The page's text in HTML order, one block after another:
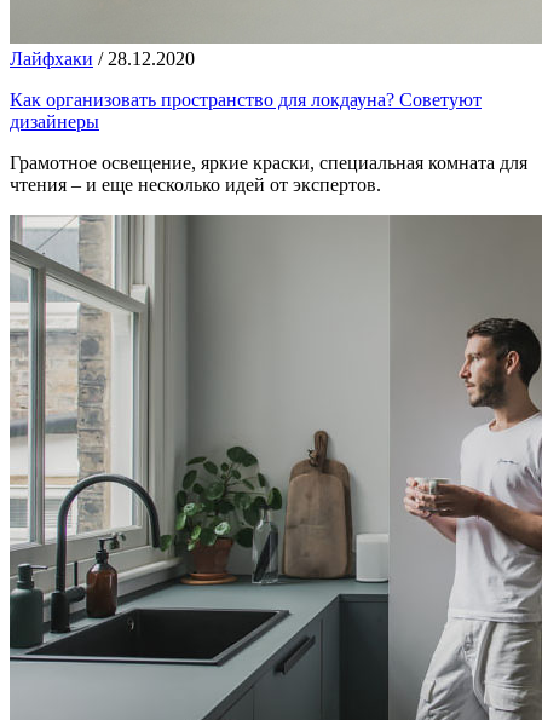
Лайфхаки / 28.12.2020
Как организовать пространство для локдауна? Советуют
дизайнеры
Грамотное освещение, яркие краски, специальная комната для
чтения – и еще несколько идей от экспертов.